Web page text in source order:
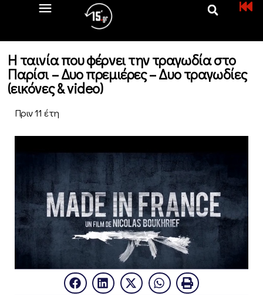
Η ταινία που φέρνει την τραγωδία στο
Παρίσι – Δυο πρεμιέρες – Δυο τραγωδίες
(εικόνες & video)
Πριν 11 έτη